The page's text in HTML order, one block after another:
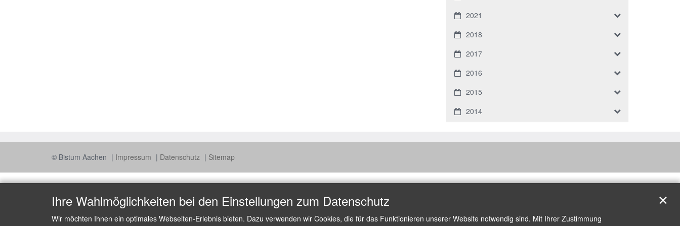
2021
2018
2017
2016
2015
2014
© Bistum Aachen Impressum Datenschutz Sitemap
Ihre Wahlmöglichkeiten bei den Einstellungen zum Datenschutz
Wir möchten Ihnen ein optimales Webseiten-Erlebnis bieten. Dazu verwenden wir Cookies, die für das Funktionieren unserer Website notwendig sind. Mit Ihrer Zustimmung
✕